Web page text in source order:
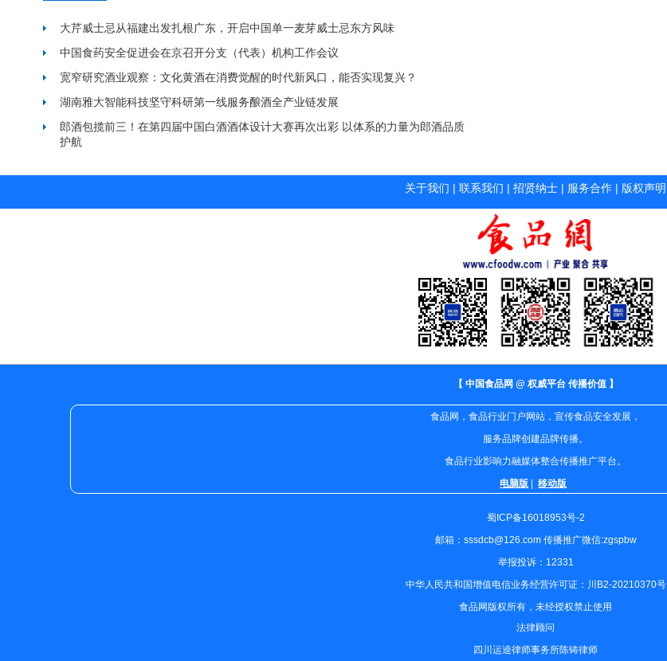
大芹威士忌从福建出发扎根广东，开启中国单一麦芽威士忌东方风味
中国食药安全促进会在京召开分支（代表）机构工作会议
宽窄研究酒业观察：文化黄酒在消费觉醒的时代新风口，能否实现复兴？
湖南雅大智能科技坚守科研第一线服务酿酒全产业链发展
郎酒包揽前三！在第四届中国白酒酒体设计大赛再次出彩 以体系的力量为郎酒品质
护航
关于我们 | 联系我们 | 招贤纳士 | 服务合作 | 版权声明
【 中国食品网 @ 权威平台 传播价值 】
食品网，食品行业门户网站，宣传食品安全发展，
服务品牌创建品牌传播。
食品行业影响力融媒体整合传播推广平台。
电脑版| 移动版
蜀ICP备16018953号-2
邮箱：sssdcb@126.com 传播推广微信:zgspbw
举报投诉：12331
中华人民共和国增值电信业务经营许可证：川B2-20210370号
食品网版权所有，未经授权禁止使用
法律顾问
四川运逵律师事务所陈铸律师